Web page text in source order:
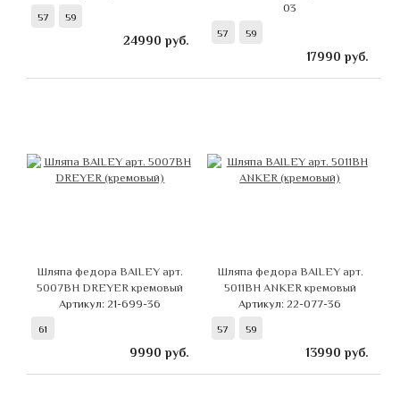
57 59
24990 руб.
03
57 59
17990 руб.
Шляпа федора BAILEY арт.
5007BH DREYER кремовый
Артикул: 21-699-36
61
9990 руб.
Шляпа федора BAILEY арт.
5011BH ANKER кремовый
Артикул: 22-077-36
57 59
13990 руб.